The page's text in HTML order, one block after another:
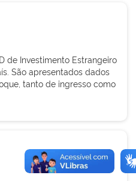
de Investimento Estrangeiro
São apresentados dados
tanto de ingresso como